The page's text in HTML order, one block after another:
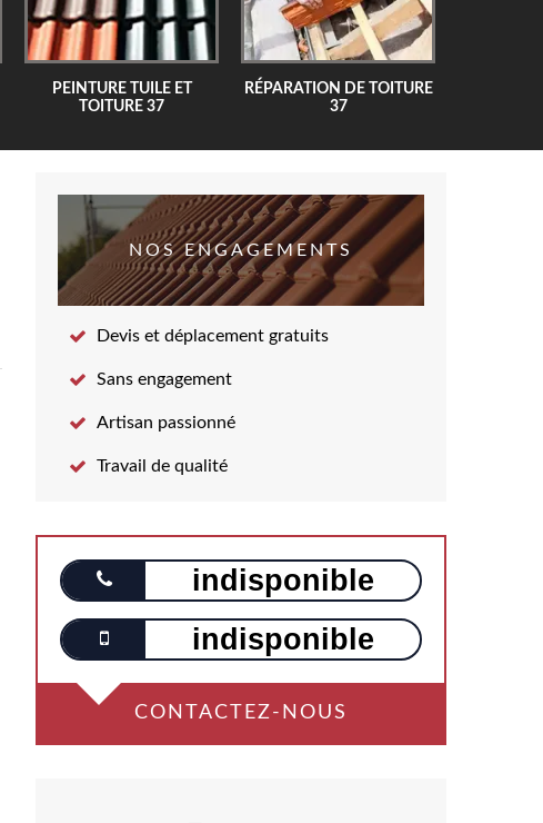
PEINTURE TUILE ET
TOITURE 37
RÉPARATION DE TOITURE
37
NOS ENGAGEMENTS
Devis et déplacement gratuits
Sans engagement
Artisan passionné
Travail de qualité
indisponible
indisponible
CONTACTEZ-NOUS